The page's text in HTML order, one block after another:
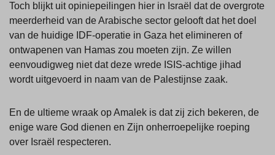
Toch blijkt uit opiniepeilingen hier in Israël dat de overgrote
meerderheid van de Arabische sector gelooft dat het doel
van de huidige IDF-operatie in Gaza het elimineren of
ontwapenen van Hamas zou moeten zijn. Ze willen
eenvoudigweg niet dat deze wrede ISIS-achtige jihad
wordt uitgevoerd in naam van de Palestijnse zaak.
En de ultieme wraak op Amalek is dat zij zich bekeren, de
enige ware God dienen en Zijn onherroepelijke roeping
over Israël respecteren.